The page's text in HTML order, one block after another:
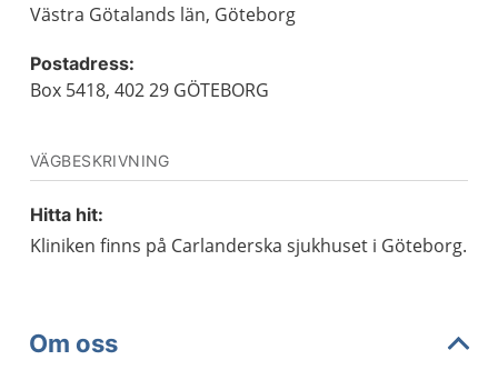
Västra Götalands län, Göteborg
Postadress:
Box 5418, 402 29 GÖTEBORG
VÄGBESKRIVNING
Hitta hit:
Kliniken finns på Carlanderska sjukhuset i Göteborg.
Om oss